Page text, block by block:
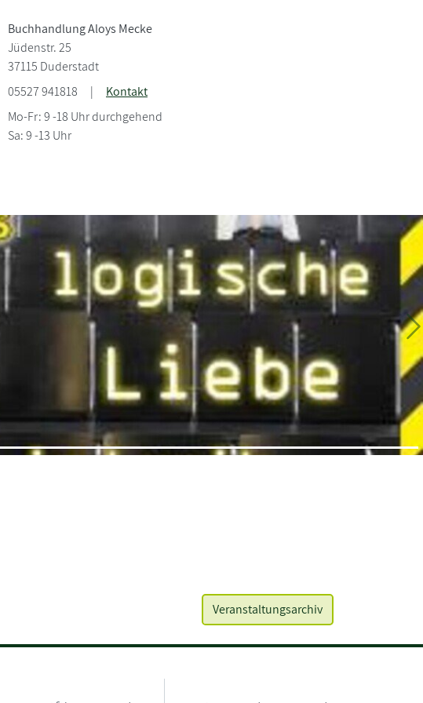
Buchhandlung Aloys Mecke
Jüdenstr. 25
37115 Duderstadt
05527 941818
|
Kontakt
Mo-Fr: 9 -18 Uhr durchgehend
Sa: 9 -13 Uhr
Veranstaltungsarchiv